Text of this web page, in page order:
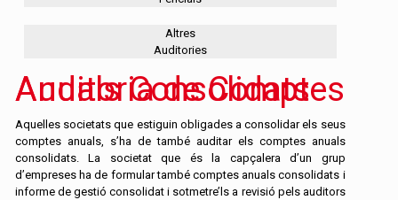
Altres
Auditories
Auditoria de Comptes Anuals Consolidats
Aquelles societats que estiguin obligades a consolidar els seus
comptes anuals, s’ha de també auditar els comptes anuals
consolidats. La societat que és la capçalera d’un grup
d’empreses ha de formular també comptes anuals consolidats i
informe de gestió consolidat i sotmetre’ls a revisió pels auditors